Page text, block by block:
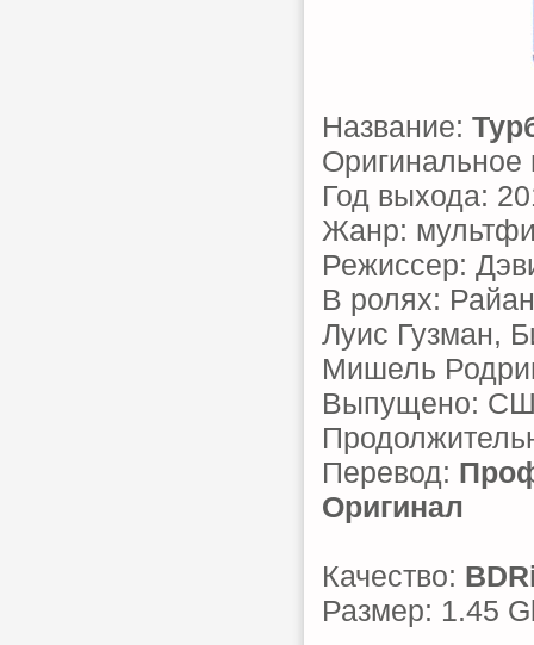
Название:
Оригинальное
Год выхода:
Жанр:
Режиссер:
В ролях:
Луис Гузман,
Мишель
Выпущено:
Перевод:
Оригинал
Качество:
Размер: 1.45